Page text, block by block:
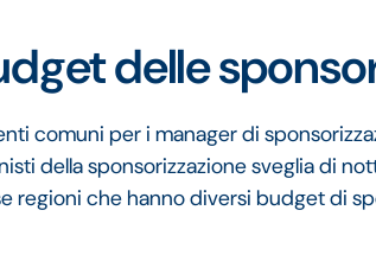
delle
comuni per i manager di
della sponsorizzazione sveglia di
regioni che hanno diversi budget di